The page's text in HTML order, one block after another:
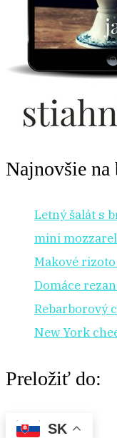
Najnovšie na
Letný šalát s
mini
Makové
Domáce
Rebarborový
New York
Preložiť do:
SK